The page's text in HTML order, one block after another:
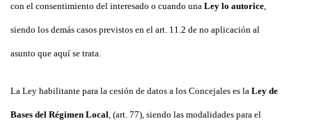
con el consentimiento del interesado o cuando una Ley lo autorice,
siendo los demás casos previstos en el art. 11.2 de no aplicación al
asunto que aquí se trata.
La Ley habilitante para la cesión de datos a los Concejales es la Ley de
Bases del Régimen Local, (art. 77), siendo las modalidades para el